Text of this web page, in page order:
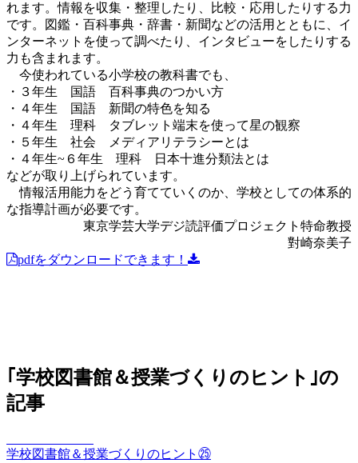
れます。情報を収集・整理したり、比較・応用したりする力
です。図鑑・百科事典・辞書・新聞などの活用とともに、イ
ンターネットを使って調べたり、インタビューをしたりする
力も含まれます。
今使われている小学校の教科書でも、
・３年生 国語 百科事典のつかい方
・４年生 国語 新聞の特色を知る
・４年生 理科 タブレット端末を使って星の観察
・５年生 社会 メディアリテラシーとは
・４年生~６年生 理科 日本十進分類法とは
などが取り上げられています。
情報活用能力をどう育てていくのか、学校としての体系的
な指導計画が必要です。
東京学芸大学デジ読評価プロジェクト特命教授
對崎奈美子
pdfをダウンロードできます！
｢学校図書館＆授業づくりのヒント｣の
記事
学校図書館＆授業づくりのヒント㉕